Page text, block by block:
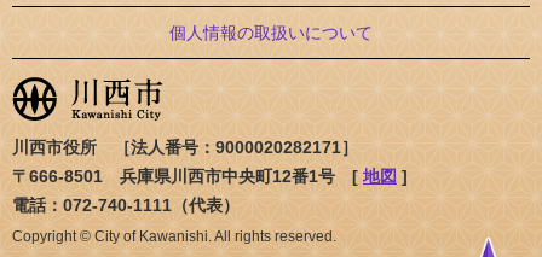
個人情報の取扱いについて
川西市役所 ［法人番号：9000020282171］
〒666-8501 兵庫県川西市中央町12番1号 [ 地図 ]
電話：072-740-1111（代表）
Copyright © City of Kawanishi. All rights reserved.